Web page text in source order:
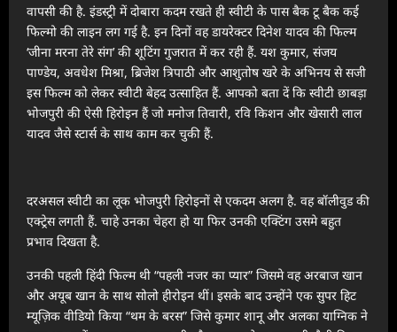
वापसी की है. इंडस्ट्री में दोबारा कदम रखते ही स्वीटी के पास बैक टू बैक कई
फिल्मो की लाइन लग गई है. इन दिनों वह डायरेक्टर दिनेश यादव की फिल्म
‘जीना मरना तेरे संग’ की शूटिंग गुजरात में कर रही हैं. यश कुमार, संजय
पाण्डेय, अवधेश मिश्रा, ब्रिजेश त्रिपाठी और आशुतोष खरे के अभिनय से सजी
इस फिल्म को लेकर स्वीटी बेहद उत्साहित हैं. आपको बता दें कि स्वीटी छाबड़ा
भोजपुरी की ऐसी हिरोइन हैं जो मनोज तिवारी, रवि किशन और खेसारी लाल
यादव जैसे स्टार्स के साथ काम कर चुकी हैं.
दरअसल स्वीटी का लूक भोजपुरी हिरोइनों से एकदम अलग है. वह बॉलीवुड की
एक्ट्रेस लगती हैं. चाहे उनका चेहरा हो या फिर उनकी एक्टिंग उसमे बहुत
प्रभाव दिखता है.
उनकी पहली हिंदी फिल्म थी “पहली नजर का प्यार” जिसमे वह अरबाज खान
और अयूब खान के साथ सोलो हीरोइन थीं। इसके बाद उन्होंने एक सुपर हिट
म्यूज़िक वीडियो किया “थम के बरस” जिसे कुमार शानू और अलका याग्निक ने